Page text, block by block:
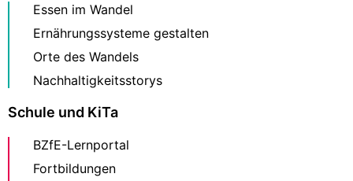
Essen im Wandel
Ernährungssysteme gestalten
Orte des Wandels
Nachhaltigkeitsstorys
Schule und KiTa
BZfE-Lernportal
Fortbildungen